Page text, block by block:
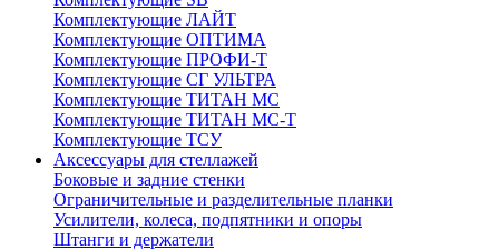
Комплектующие ЛАЙТ
Комплектующие ОПТИМА
Комплектующие ПРОФИ-Т
Комплектующие СГ УЛЬТРА
Комплектующие ТИТАН МС
Комплектующие ТИТАН МС-Т
Комплектующие ТСУ
Аксессуары для стеллажей
Боковые и задние стенки
Ограничительные и разделительные планки
Усилители, колеса, подпятники и опоры
Штанги и держатели